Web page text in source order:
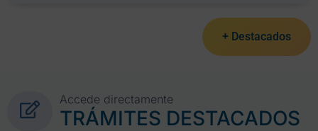
+ Destacados
Accede directamente
TRÁMITES DESTACADOS